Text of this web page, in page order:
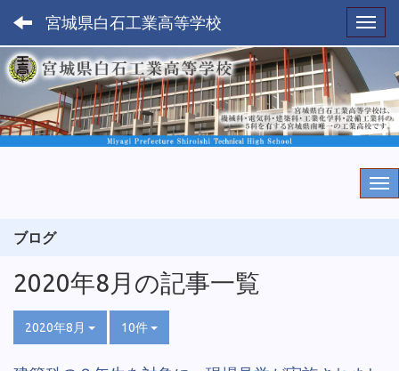
宮城県白石工業高等学校
ブログ
2020年8月の記事一覧
2020年8月 10件